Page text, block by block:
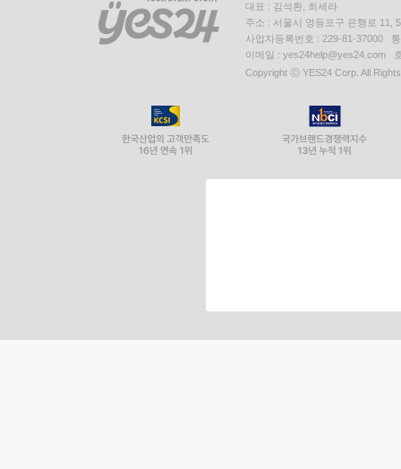
대표 : 김석환, 최세라
주소 : 서울시 영등포구 은행로 11,
사업자등록번호 : 229-81-37000
이메일 : yes24help@yes24.com
Copyright ⓒ YES24 Corp. All